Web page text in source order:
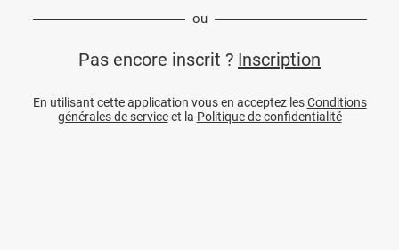
ou
Pas encore inscrit ? Inscription
En utilisant cette application vous en acceptez lesConditions
générales de serviceet la Politique de confidentialité